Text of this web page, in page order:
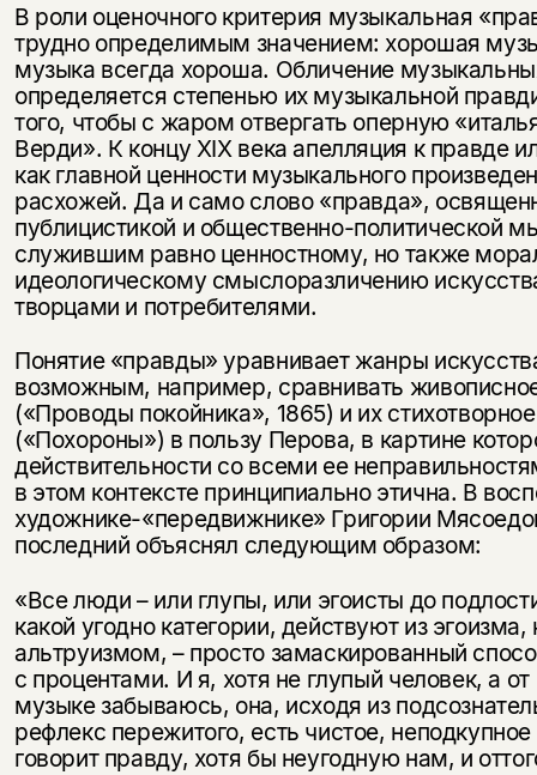
В роли оценочного критерия музыкальная
трудно определимым значением: хорошая
музыка всегда хороша. Обличение
определяется степенью их музыкальной
того, чтобы с жаром отвергать оперную
Верди». К концу XIX века апелляция к правде
как главной ценности музыкального
расхожей. Да и само слово «правда»,
публицистикой и общественно-политической
служившим равно ценностному, но также
идеологическому смыслоразличению
творцами и потребителями.
Понятие «правды» уравнивает жанры
возможным, например, сравнивать
(«Проводы покойника», 1865) и их
(«Похороны») в пользу Перова, в картине
действительности со всеми ее
в этом контексте принципиально этична. В
художнике-«передвижнике» Григории
последний объяснял следующим образом:
«Все люди – или глупы, или эгоисты до
какой угодно категории, действуют из
альтруизмом, – просто замаскированный
с процентами. И я, хотя не глупый человек, а
музыке забываюсь, она, исходя из
рефлекс пережитого, есть чистое,
говорит правду, хотя бы неугодную нам, и
Раз в неделю мы отправляем рассылку
о книгах и событиях «НЛО».
За подписку дарим промокод на
скидку 15%
Этой книги временно
Вы можете подписаться на
уведомления, и при поступлении книги
на склад получить письмо на указанный
электронный адрес.
Эта книга
не предназначена для